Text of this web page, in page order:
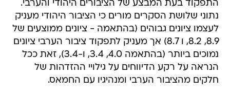
התפקוד בעת המבצע של הציבורים היהודי והערבי.
נתוני שלושת הסקרים מורים כי הציבור היהודי מעניק
לעצמו ציונים גבוהים (בהתאמה - ציונים ממוצעים של
8.9, 8.2, ו 8.7) אך מעניק לתפקוד ציבור הערבי ציונים
נמוכים ביותר (בהתאמה 4.0, 3.4, ו-3.4), זאת ככל
הנראה על רקע הדיווחים על גילויי ההזדהות של
חלקים מהציבור הערבי ומנהיגיו עם החמאס.